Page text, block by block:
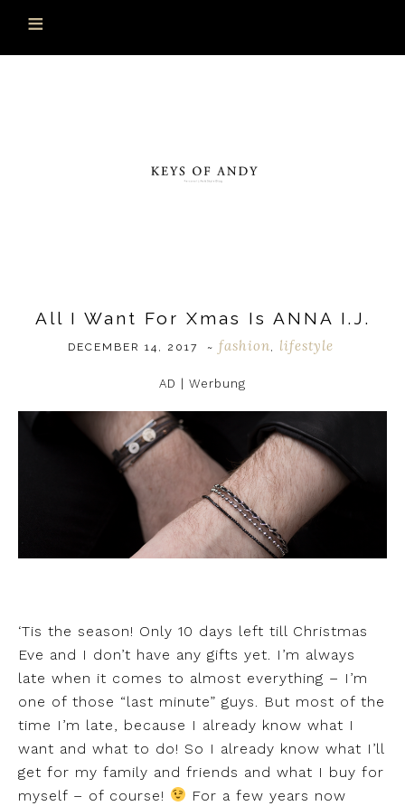
All I Want For Xmas Is ANNA I.J.
DECEMBER 14, 2017 ~ fashion lifestyle
AD | Werbung
‘Tis the season! Only 10 days left till Christmas
Eve and I don’t have any gifts yet. I’m always
late when it comes to almost everything – I’m
one of those “last minute” guys. But most of the
time I’m late, because I already know what I
want and what to do! So I already know what I’ll
get for my family and friends and what I buy for
myself – of course!
For a few years now